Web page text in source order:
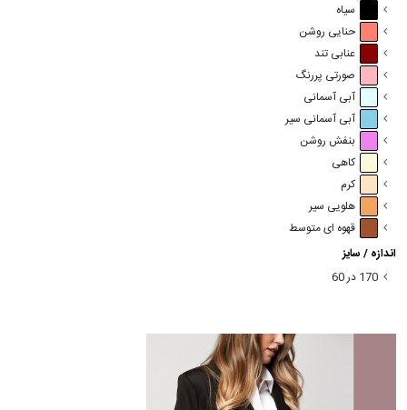
سیاه
حنایی روشن
عنابی تند
صورتی پررنگ
آبی آسمانی
آبی آسمانی سیر
بنفش روشن
کاهی
کرم
هلویی سیر
قهوه ای متوسط
اندازه / سایز
170 در 60